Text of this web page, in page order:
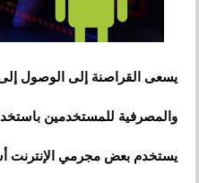
يسعى القراصنة إلى الوصول
والمصرفية للمستخدمين
يستخدم بعض مجرمي الإنترنت